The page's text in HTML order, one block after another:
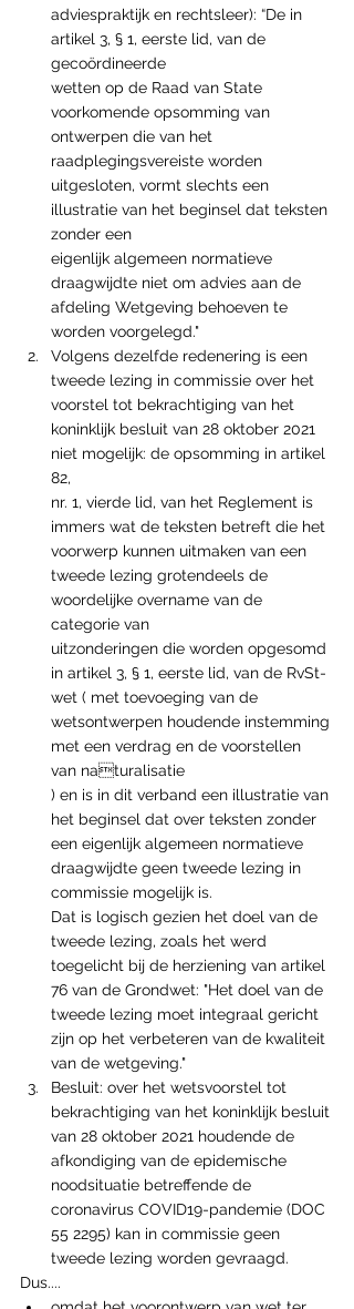
adviespraktijk en rechtsleer): “De in
artikel 3, § 1, eerste lid, van de
gecoördineerde
wetten op de Raad van State
voorkomende opsomming van
ontwerpen die van het
raadplegingsvereiste worden
uitgesloten, vormt slechts een
illustratie van het beginsel dat teksten
zonder een
eigenlijk algemeen normatieve
draagwijdte niet om advies aan de
afdeling Wetgeving behoeven te
worden voorgelegd."
Volgens dezelfde redenering is een
tweede lezing in commissie over het
voorstel tot bekrachtiging van het
koninklijk besluit van 28 oktober 2021
niet mogelijk: de opsomming in artikel
82,
nr. 1, vierde lid, van het Reglement is
immers wat de teksten betreft die het
voorwerp kunnen uitmaken van een
tweede lezing grotendeels de
woordelijke overname van de
categorie van
uitzonderingen die worden opgesomd
in artikel 3, § 1, eerste lid, van de RvSt-
wet ( met toevoeging van de
wetsontwerpen houdende instemming
met een verdrag en de voorstellen
van naturalisatie
) en is in dit verband een illustratie van
het beginsel dat over teksten zonder
een eigenlijk algemeen normatieve
draagwijdte geen tweede lezing in
commissie mogelijk is.
Dat is logisch gezien het doel van de
tweede lezing, zoals het werd
toegelicht bij de herziening van artikel
76 van de Grondwet: "Het doel van de
tweede lezing moet integraal gericht
zijn op het verbeteren van de kwaliteit
van de wetgeving."
Besluit: over het wetsvoorstel tot
bekrachtiging van het koninklijk besluit
van 28 oktober 2021 houdende de
afkondiging van de epidemische
noodsituatie betreffende de
coronavirus COVID19-pandemie (DOC
55 2295) kan in commissie geen
tweede lezing worden gevraagd.
Dus....